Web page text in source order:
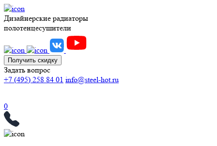
Дизайнерские радиаторы
полотенцесушители
Получить скидку
Задать вопрос
+7 (495) 258 84 01 info@steel-hot.ru
0